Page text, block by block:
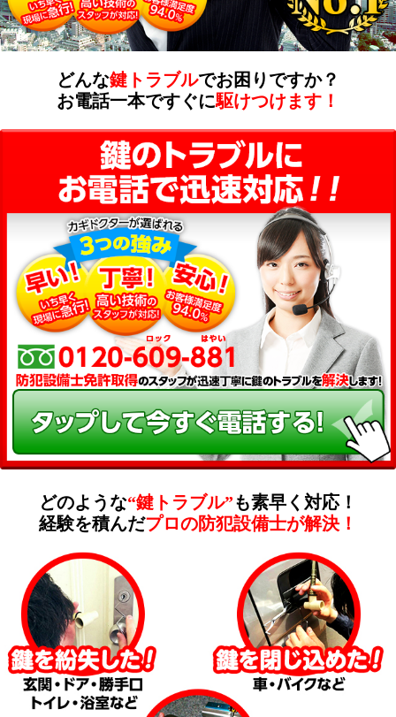
どんな鍵トラブルでお困りですか？
お電話一本ですぐに駆けつけます！
どのような“鍵トラブル”も素早く対応！
経験を積んだプロの防犯設備士が解決！